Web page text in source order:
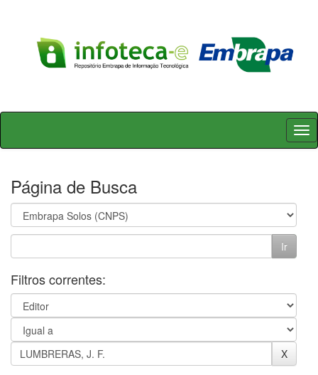
Skip
Página de Busca
Filtros correntes: